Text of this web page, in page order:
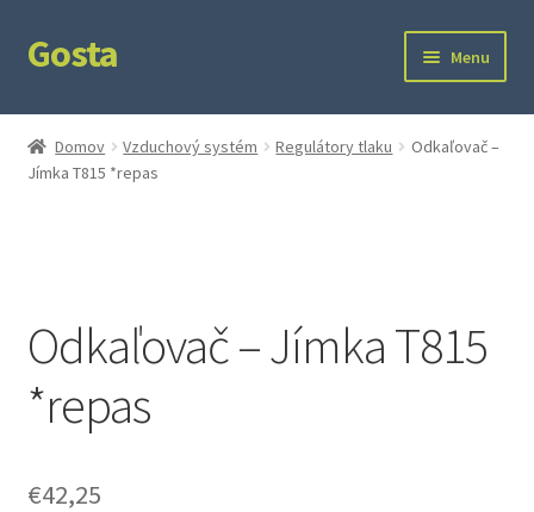
Preskočiť
na
Preskočiť
na
Gosta Menu
Domov
Kontakt
Domov Vzduchový systém Regulátory tlaku
Odkaľovač –
Jímka T815 *repas
Odkaľovač – Jímka T815
*repas
€42,25